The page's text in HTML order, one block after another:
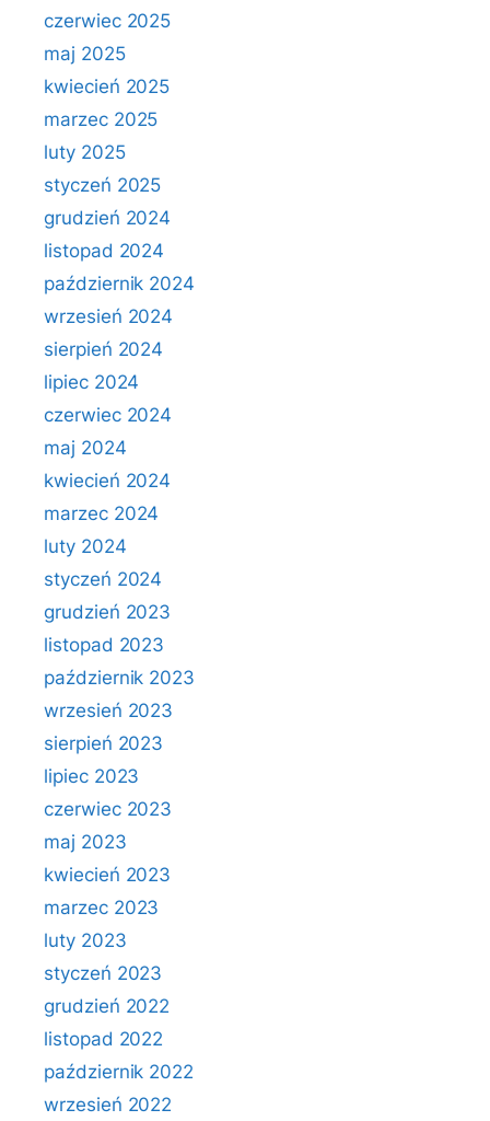
czerwiec 2025
maj 2025
kwiecień 2025
marzec 2025
luty 2025
styczeń 2025
grudzień 2024
listopad 2024
październik 2024
wrzesień 2024
sierpień 2024
lipiec 2024
czerwiec 2024
maj 2024
kwiecień 2024
marzec 2024
luty 2024
styczeń 2024
grudzień 2023
listopad 2023
październik 2023
wrzesień 2023
sierpień 2023
lipiec 2023
czerwiec 2023
maj 2023
kwiecień 2023
marzec 2023
luty 2023
styczeń 2023
grudzień 2022
listopad 2022
październik 2022
wrzesień 2022